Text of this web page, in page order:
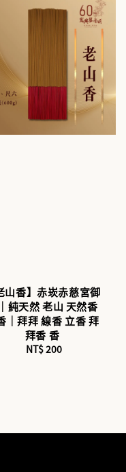
山香】赤崁赤慈宮御
純天然 老山 天然香
｜拜拜 線香 立香 拜
拜香 香
Regular
NT$ 200